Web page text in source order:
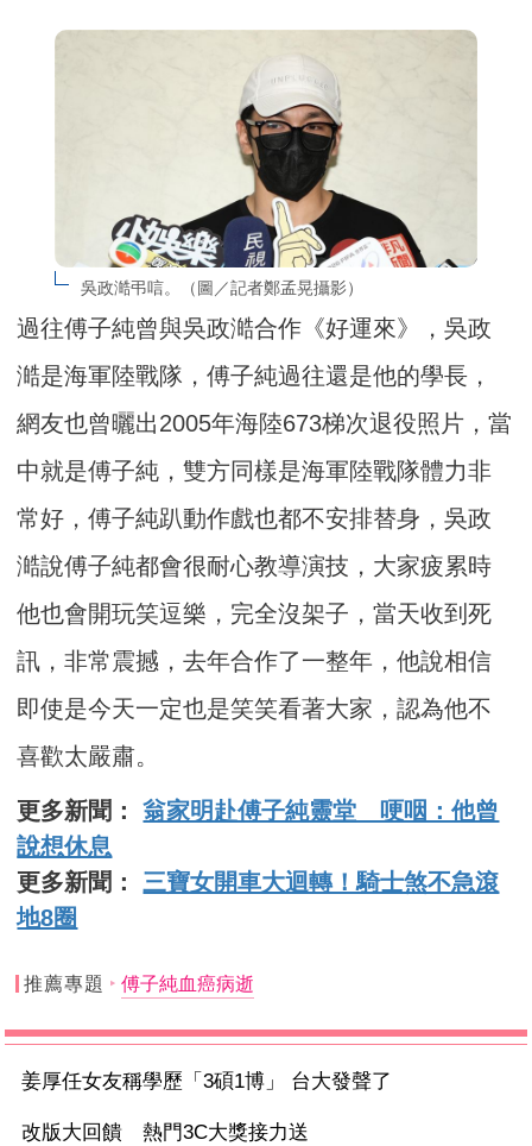
吳政澔弔唁。（圖／記者鄭孟晃攝影）
過往傅子純曾與吳政澔合作《好運來》，吳政
澔是海軍陸戰隊，傅子純過往還是他的學長，
網友也曾曬出2005年海陸673梯次退役照片，當
中就是傅子純，雙方同樣是海軍陸戰隊體力非
常好，傅子純趴動作戲也都不安排替身，吳政
澔說傅子純都會很耐心教導演技，大家疲累時
他也會開玩笑逗樂，完全沒架子，當天收到死
訊，非常震撼，去年合作了一整年，他說相信
即使是今天一定也是笑笑看著大家，認為他不
喜歡太嚴肅。
更多新聞：翁家明赴傅子純靈堂 哽咽：他曾
說想休息
更多新聞： 三寶女開車大迴轉！騎士煞不急滾
地8圈
推薦專題 傅子純血癌病逝
姜厚任女友稱學歷「3碩1博」 台大發聲了
改版大回饋 熱門3C大獎接力送